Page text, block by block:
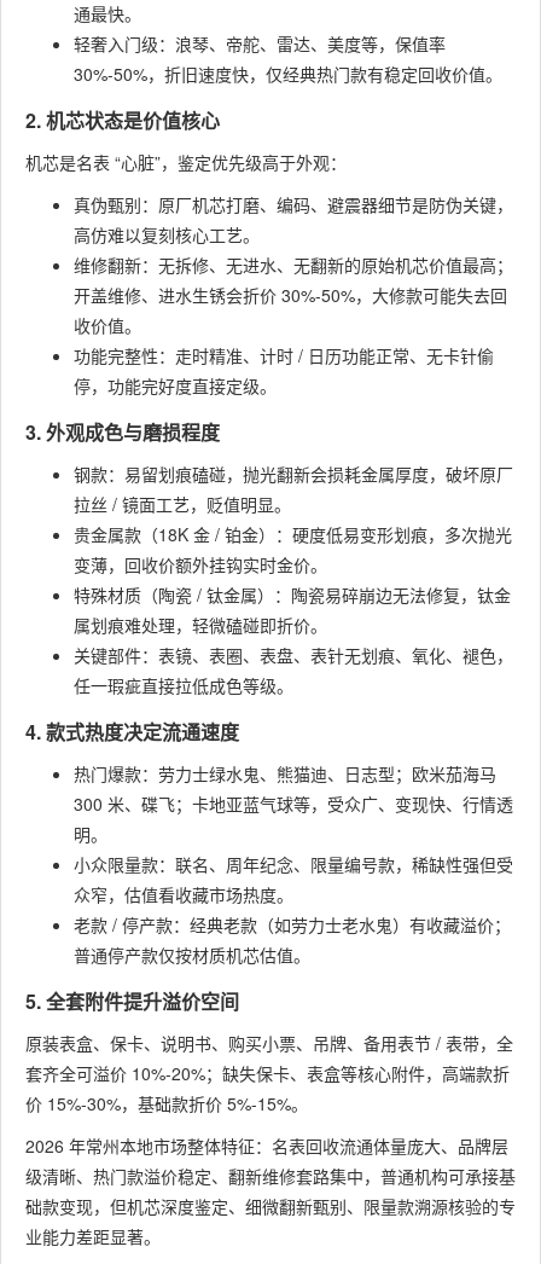
通最快。
轻奢入门级：浪琴、帝舵、雷达、美度等，保值率
30%-50%，折旧速度快，仅经典热门款有稳定回收价值。
2. 机芯状态是价值核心
机芯是名表 “心脏”，鉴定优先级高于外观：
真伪甄别：原厂机芯打磨、编码、避震器细节是防伪关键，
高仿难以复刻核心工艺。
维修翻新：无拆修、无进水、无翻新的原始机芯价值最高；
开盖维修、进水生锈会折价 30%-50%，大修款可能失去回
收价值。
功能完整性：走时精准、计时 / 日历功能正常、无卡针偷
停，功能完好度直接定级。
3. 外观成色与磨损程度
钢款：易留划痕磕碰，抛光翻新会损耗金属厚度，破坏原厂
拉丝 / 镜面工艺，贬值明显。
贵金属款（18K 金 / 铂金）：硬度低易变形划痕，多次抛光
变薄，回收价额外挂钩实时金价。
特殊材质（陶瓷 / 钛金属）：陶瓷易碎崩边无法修复，钛金
属划痕难处理，轻微磕碰即折价。
关键部件：表镜、表圈、表盘、表针无划痕、氧化、褪色，
任一瑕疵直接拉低成色等级。
4. 款式热度决定流通速度
热门爆款：劳力士绿水鬼、熊猫迪、日志型；欧米茄海马
300 米、碟飞；卡地亚蓝气球等，受众广、变现快、行情透
明。
小众限量款：联名、周年纪念、限量编号款，稀缺性强但受
众窄，估值看收藏市场热度。
老款 / 停产款：经典老款（如劳力士老水鬼）有收藏溢价；
普通停产款仅按材质机芯估值。
5. 全套附件提升溢价空间
原装表盒、保卡、说明书、购买小票、吊牌、备用表节 / 表带，全
套齐全可溢价 10%-20%；缺失保卡、表盒等核心附件，高端款折
价 15%-30%，基础款折价 5%-15%。
2026 年常州本地市场整体特征：名表回收流通体量庞大、品牌层
级清晰、热门款溢价稳定、翻新维修套路集中，普通机构可承接基
础款变现，但机芯深度鉴定、细微翻新甄别、限量款溯源核验的专
业能力差距显著。